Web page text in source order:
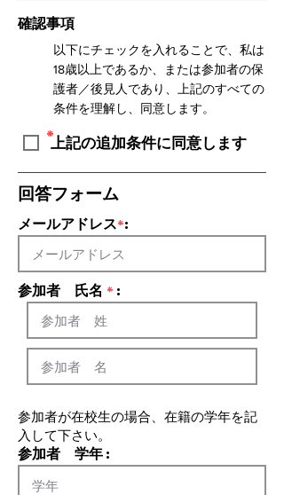
確認事項
以下にチェックを入れることで、私は
18歳以上であるか、または参加者の保
護者／後見人であり、上記のすべての
条件を理解し、同意します。
上記の追加条件に同意します
*
​回答フォーム
​メールアドレス*:
​参加者 氏名 * :
​参加者が在校生の場合、在籍の学年を記
入して下さい。
​参加者 学年: